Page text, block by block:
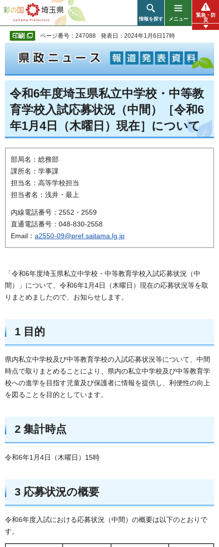
彩の国 埼玉県
情報を探す メニュー
緊急・防
災
ページ番号：247088 発表日：2024年1月6日17時
令和6年度埼玉県私立中学校・中等教
育学校入試応募状況（中間）［令和6
年1月4日（木曜日）現在］について
部局名：総務部
課所名：学事課
担当名：高等学校担当
担当者名：浅井・最上
内線電話番号：2552・2559
直通電話番号：048-830-2558
Email： a2550-09@pref.saitama.lg.jp
「令和6年度埼玉県私立中学校・中等教育学校入試応募状況（中
間）」について、令和6年1月4日（木曜日）現在の応募状況等を取
りまとめましたので、お知らせします。
1 目的
県内私立中学校及び中等教育学校の入試応募状況等について、中間
時点で取りまとめることにより、県内の私立中学校及び中等教育学
校への進学を目指す児童及び保護者に情報を提供し、利便性の向上
を図ることを目的としています。
2 集計時点
令和6年1月4日（木曜日）15時
3 応募状況の概要
令和6年度入試における応募状況（中間）の概要は以下のとおりで
す。